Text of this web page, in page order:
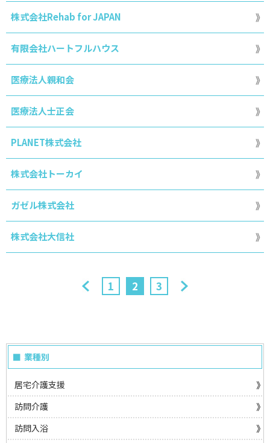
株式会社Rehab for JAPAN
有限会社ハートフルハウス
医療法人親和会
医療法人士正会
PLANET株式会社
株式会社トーカイ
ガゼル株式会社
株式会社大信社
1 2 3
業種別
居宅介護支援
訪問介護
訪問入浴